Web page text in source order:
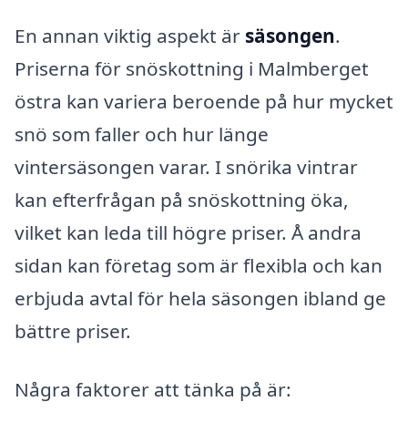
En annan viktig aspekt är säsongen.
Priserna för snöskottning i Malmberget
östra kan variera beroende på hur mycket
snö som faller och hur länge
vintersäsongen varar. I snörika vintrar
kan efterfrågan på snöskottning öka,
vilket kan leda till högre priser. Å andra
sidan kan företag som är flexibla och kan
erbjuda avtal för hela säsongen ibland ge
bättre priser.
Några faktorer att tänka på är: